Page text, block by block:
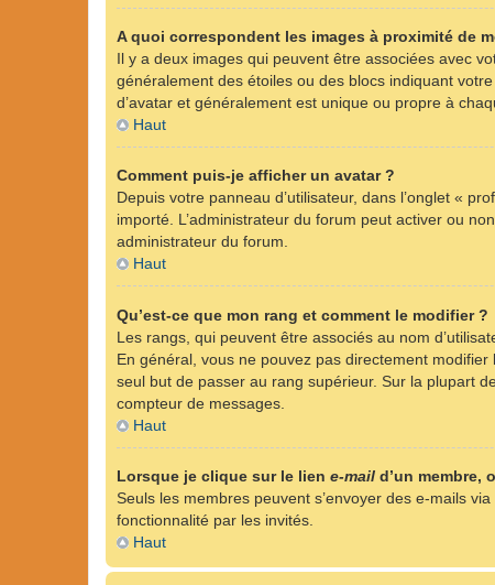
A quoi correspondent les images à proximité de
Il y a deux images qui peuvent être associées avec
généralement des étoiles ou des blocs indiquant
d’avatar et généralement est unique ou propre à
Haut
Comment puis-je afficher un avatar ?
Depuis votre panneau d’utilisateur, dans l’onglet «
importé. L’administrateur du forum peut activer ou
administrateur du forum.
Haut
Qu’est-ce que mon rang et comment le modifier ?
Les rangs, qui peuvent être associés au nom
En général, vous ne pouvez pas directement
seul but de passer au rang supérieur. Sur la plupart
compteur de messages.
Haut
Lorsque je clique sur le lien e-mail d’un membre,
Seuls les membres peuvent s’envoyer des e-mails
fonctionnalité par les invités.
Haut